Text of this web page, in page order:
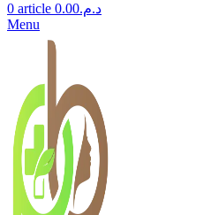
0 article د.م.0.00
Menu